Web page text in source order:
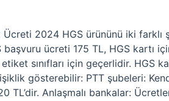
2024 HGS ürününü iki farklı
ücreti 175 TL, HGS kartı
sınıfları için geçerlidir. HGS
gösterebilir: PTT şubeleri:
TL’dir. Anlaşmalı bankalar: